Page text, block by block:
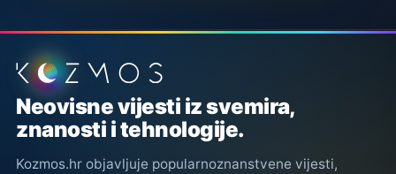
Podnožje stranice
Neovisne vijesti iz svemira,
znanosti i tehnologije.
Kozmos.hr objavljuje popularnoznanstvene vijesti,